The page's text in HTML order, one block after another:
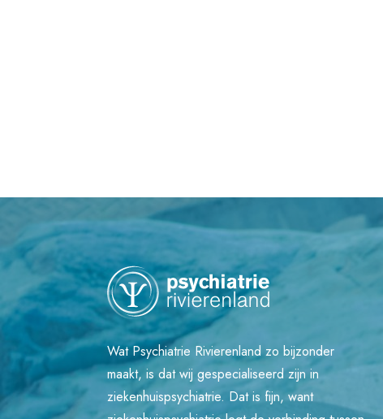
Wat Psychiatrie Rivierenland zo bijzonder
maakt, is dat wij gespecialiseerd zijn in
ziekenhuispsychiatrie. Dat is fijn, want